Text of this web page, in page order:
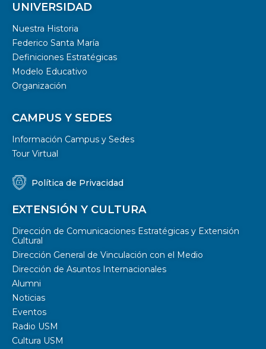
UNIVERSIDAD
Nuestra Historia
Federico Santa María
Definiciones Estratégicas
Modelo Educativo
Organización
CAMPUS Y SEDES
Información Campus y Sedes
Tour Virtual
Política de Privacidad
EXTENSIÓN Y CULTURA
Dirección de Comunicaciones Estratégicas y Extensión
Cultural
Dirección General de Vinculación con el Medio
Dirección de Asuntos Internacionales
Alumni
Noticias
Eventos
Radio USM
Cultura USM